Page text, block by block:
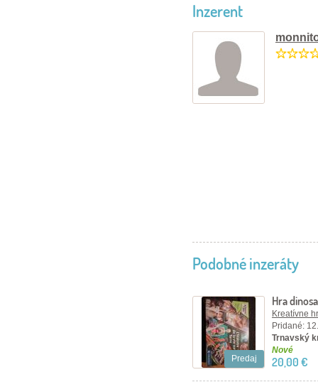
Inzerent
Podobné inzeráty
Predaj
Hra
Kreatívne
Pridané:
Trnavský
Nové
20,00 €